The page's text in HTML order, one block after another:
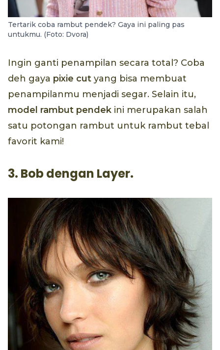
Tertarik coba rambut pendek? Gaya ini paling pas
untukmu. (Foto: Dvora)
Ingin ganti penampilan secara total? Coba
deh gaya pixie cut yang bisa membuat
penampilanmu menjadi segar. Selain itu,
model rambut pendek ini merupakan salah
satu potongan rambut untuk rambut tebal
favorit kami!
3. Bob dengan Layer.